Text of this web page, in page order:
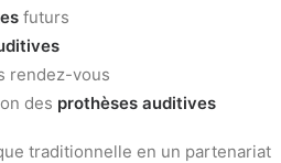
futurs
rendez-vous
des prothèses auditives
traditionnelle en un partenariat